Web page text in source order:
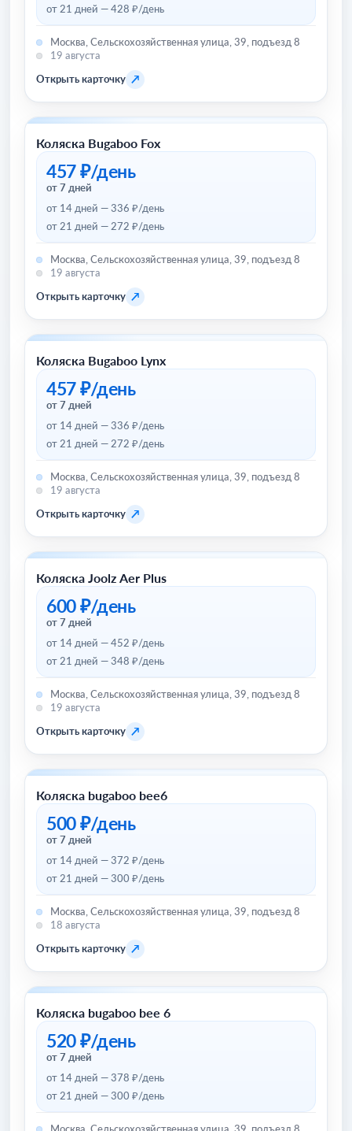
от 21 дней — 428 ₽/день
Москва, Сельскохозяйственная улица, 39, подъезд 8
19 августа
Открыть карточку ↗
Товары для детей и игрушки
Коляска Bugaboo Fox
457 ₽/день
от 7 дней
от 14 дней — 336 ₽/день
от 21 дней — 272 ₽/день
Москва, Сельскохозяйственная улица, 39, подъезд 8
19 августа
Открыть карточку ↗
Товары для детей и игрушки
Коляска Bugaboo Lynx
457 ₽/день
от 7 дней
от 14 дней — 336 ₽/день
от 21 дней — 272 ₽/день
Москва, Сельскохозяйственная улица, 39, подъезд 8
19 августа
Открыть карточку ↗
Товары для детей и игрушки
Коляска Joolz Aer Plus
600 ₽/день
от 7 дней
от 14 дней — 452 ₽/день
от 21 дней — 348 ₽/день
Москва, Сельскохозяйственная улица, 39, подъезд 8
19 августа
Открыть карточку ↗
Товары для детей и игрушки
Коляска bugaboo bee6
500 ₽/день
от 7 дней
от 14 дней — 372 ₽/день
от 21 дней — 300 ₽/день
Москва, Сельскохозяйственная улица, 39, подъезд 8
18 августа
Открыть карточку ↗
Товары для детей и игрушки
Коляска bugaboo bee 6
520 ₽/день
от 7 дней
от 14 дней — 378 ₽/день
от 21 дней — 300 ₽/день